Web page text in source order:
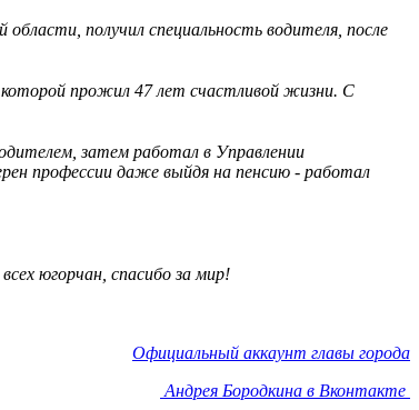
получил специальность водителя, после
которой прожил 47 лет счастливой жизни. С
затем работал в Управлении
профессии даже выйдя на пенсию - работал
югорчан, спасибо за мир!
Официальный аккаунт главы города
Андрея Бородкина в Вконтакте